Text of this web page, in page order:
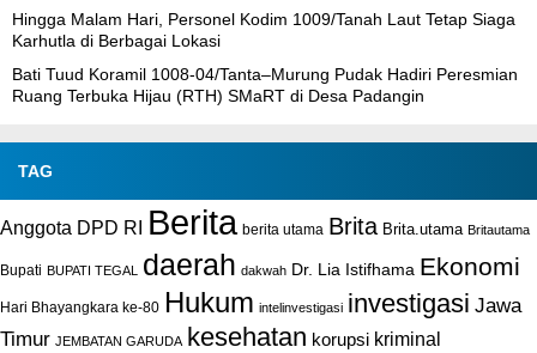
Hingga Malam Hari, Personel Kodim 1009/Tanah Laut Tetap Siaga
Karhutla di Berbagai Lokasi
Bati Tuud Koramil 1008-04/Tanta–Murung Pudak Hadiri Peresmian
Ruang Terbuka Hijau (RTH) SMaRT di Desa Padangin
TAG
Anggota DPD RI Berita berita utama Brita Brita.utama Britautama
Bupati BUPATI TEGAL daerah dakwah Dr. Lia Istifhama Ekonomi
Hari Bhayangkara ke-80 Hukum intelinvestigasi investigasi Jawa
Timur JEMBATAN GARUDA kesehatan korupsi kriminal